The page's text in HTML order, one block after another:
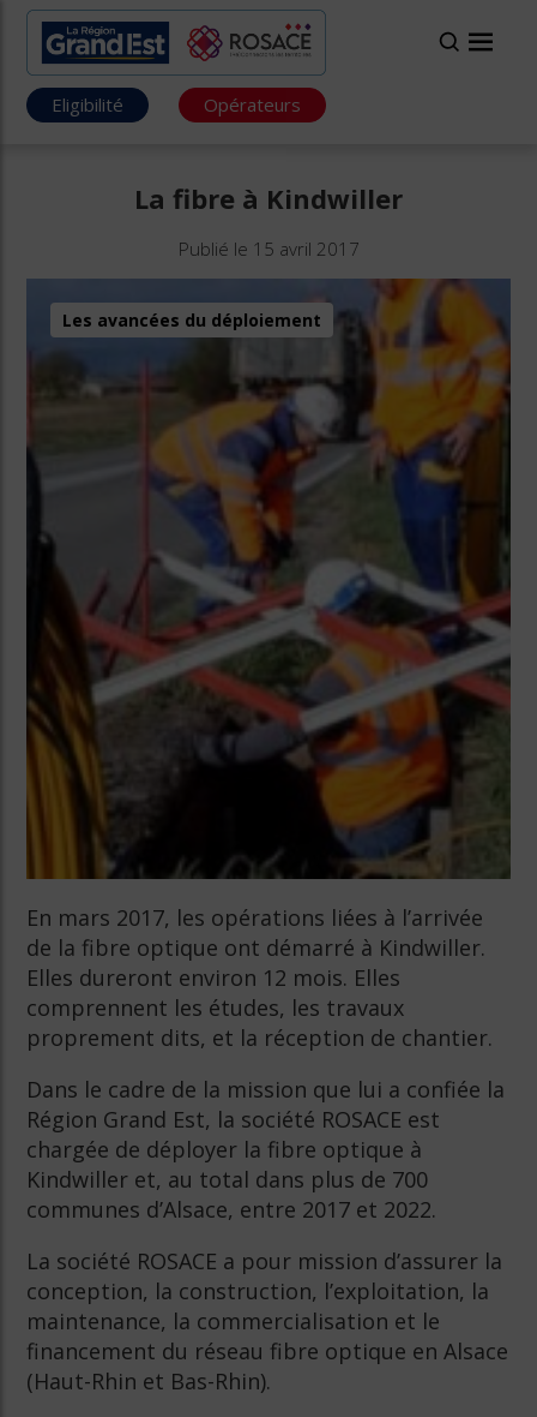
Eligibilité Opérateurs
La fibre à Kindwiller
Publié le 15 avril 2017
Les avancées du déploiement
En mars 2017, les opérations liées à l’arrivée
de la fibre optique ont démarré à Kindwiller.
Elles dureront environ 12 mois. Elles
comprennent les études, les travaux
proprement dits, et la réception de chantier.
Dans le cadre de la mission que lui a confiée la
Région Grand Est, la société ROSACE est
chargée de déployer la fibre optique à
Kindwiller et, au total dans plus de 700
communes d’Alsace, entre 2017 et 2022.
La société ROSACE a pour mission d’assurer la
conception, la construction, l’exploitation, la
maintenance, la commercialisation et le
financement du réseau fibre optique en Alsace
(Haut-Rhin et Bas-Rhin).